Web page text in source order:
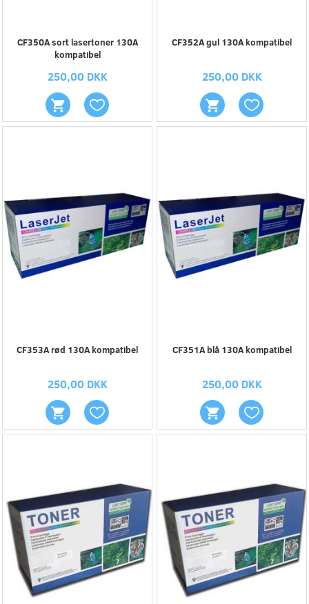
CF350A sort lasertoner 130A
kompatibel
250,00 DKK
CF352A gul 130A kompatibel
250,00 DKK
CF353A rød 130A kompatibel
250,00 DKK
CF351A blå 130A kompatibel
250,00 DKK